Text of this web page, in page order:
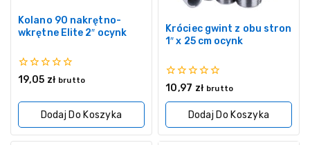
Kolano 90 nakrętno-
wkrętne Elite 2″ ocynk
0
19,05 zł brutto
Dodaj Do Koszyka
Króciec gwint z obu stron
1″ x 25 cm ocynk
0
5
10,97 zł brutto
Dodaj Do Koszyka